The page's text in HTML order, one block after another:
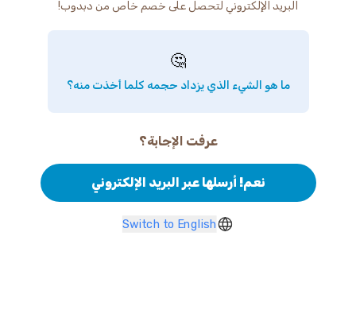
البريد الإلكتروني لتحصل على خصم خاص من دبدوب!
🤔
ما هو الشيء الذي يزداد حجمه كلما أخذت منه؟
عرفت الإجابة؟
نعم! أرسلها عبر البريد الإلكتروني
Switch to English